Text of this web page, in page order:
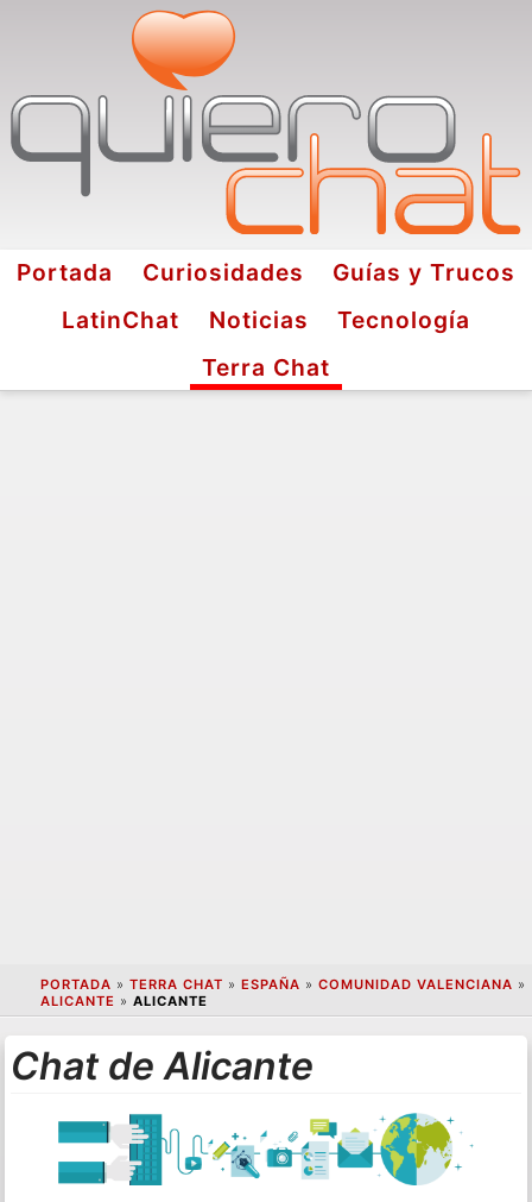
Portada Curiosidades
Guías y Trucos
LatinChat
Noticias
Tecnología
Terra Chat
PORTADA » TERRA CHAT » ESPAÑA » COMUNIDAD VALENCIANA »
ALICANTE » ALICANTE
Chat de Alicante